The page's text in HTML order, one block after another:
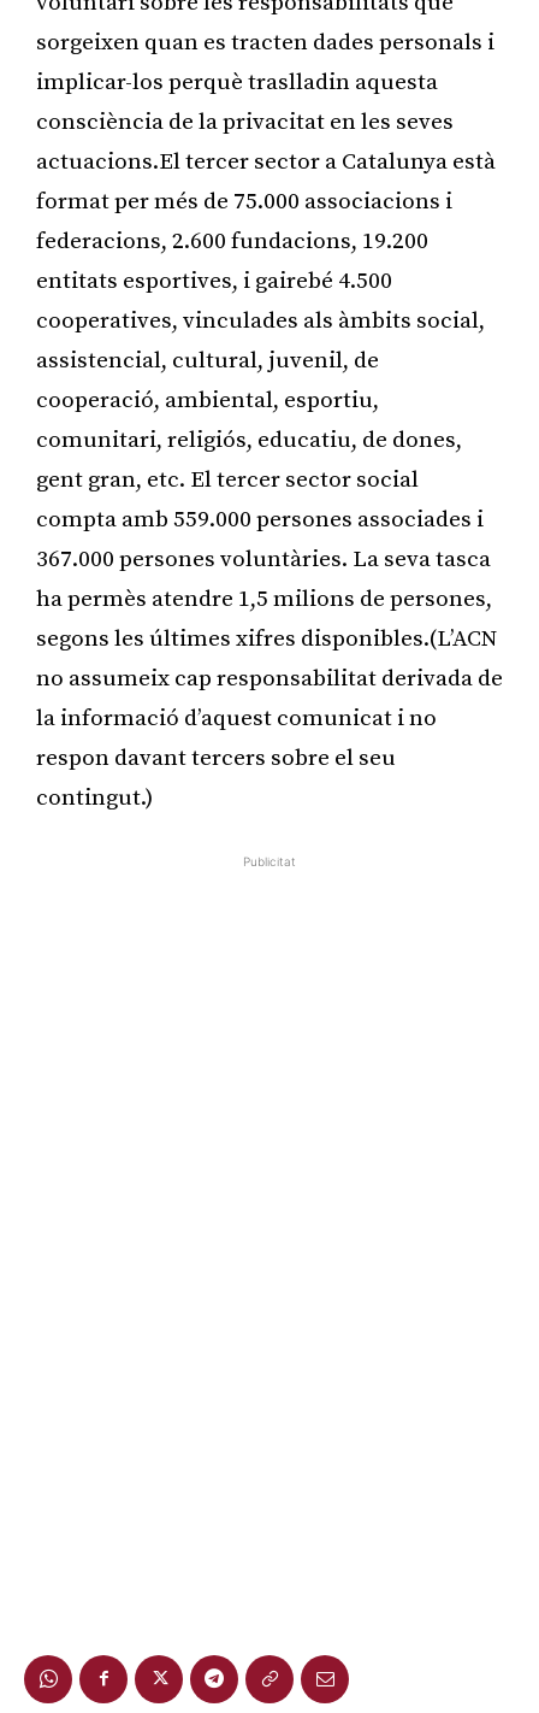
sorgeixen quan es tracten dades personals i
implicar-los perquè traslladin aquesta
consciència de la privacitat en les seves
actuacions.El tercer sector a Catalunya està
format per més de 75.000 associacions i
federacions, 2.600 fundacions, 19.200
entitats esportives, i gairebé 4.500
cooperatives, vinculades als àmbits social,
assistencial, cultural, juvenil, de
cooperació, ambiental, esportiu,
comunitari, religiós, educatiu, de dones,
gent gran, etc. El tercer sector social
compta amb 559.000 persones associades i
367.000 persones voluntàries. La seva tasca
ha permès atendre 1,5 milions de persones,
segons les últimes xifres disponibles.(L’ACN
no assumeix cap responsabilitat derivada de
la informació d’aquest comunicat i no
respon davant tercers sobre el seu
contingut.)
Publicitat